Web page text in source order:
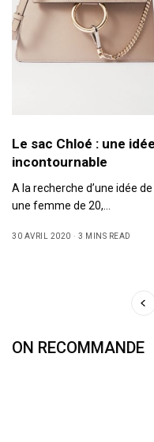
Le sac Chloé : une
incontournable
A la recherche d’une idée
une femme de 20,…
30 AVRIL 2020 3 MINS READ
ON RECOMMANDE